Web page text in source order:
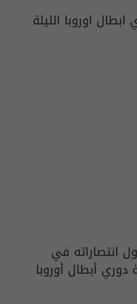
اوروبا الليلة
انتصاراته في
أبطال أوروبا